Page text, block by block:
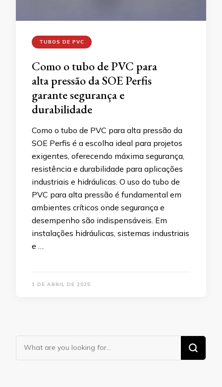
TUBOS DE PVC
Como o tubo de PVC para
alta pressão da SOE Perfis
garante segurança e
durabilidade
Como o tubo de PVC para alta pressão da
SOE Perfis é a escolha ideal para projetos
exigentes, oferecendo máxima segurança,
resistência e durabilidade para aplicações
industriais e hidráulicas. O uso do tubo de
PVC para alta pressão é fundamental em
ambientes críticos onde segurança e
desempenho são indispensáveis. Em
instalações hidráulicas, sistemas industriais
e …
1 DE ABRIL DE 2025
Looking
for